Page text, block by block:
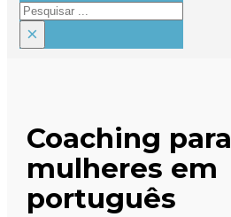
Pesquisar
×
Coaching para
mulheres em
português